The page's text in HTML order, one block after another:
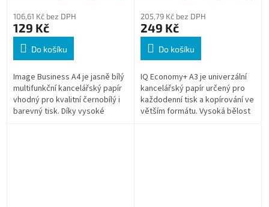
106,61 Kč bez DPH
129 Kč
Do košíku
Image Business A4 je jasně bílý
multifunkční kancelářský papír
vhodný pro kvalitní černobílý i
barevný tisk. Díky vysoké
205,79 Kč bez DPH
249 Kč
Do košíku
IQ Economy+ A3 je univerzální
kancelářský papír určený pro
každodenní tisk a kopírování ve
větším formátu. Vysoká bělost